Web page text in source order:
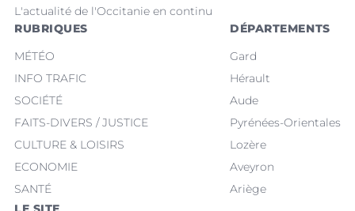
L'actualité de l'Occitanie en continu
RUBRIQUES
MÉTÉO
INFO TRAFIC
SOCIÉTÉ
FAITS-DIVERS / JUSTICE
CULTURE & LOISIRS
ECONOMIE
SANTÉ
DÉPARTEMENTS
Gard
Hérault
Aude
Pyrénées-Orientales
Lozère
Aveyron
Ariège